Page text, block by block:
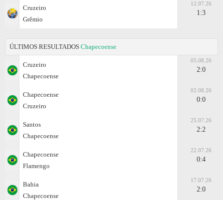
Cruzeiro
Grêmio
12.07.26
1:3
ÚLTIMOS RESULTADOS Chapecoense
Cruzeiro
Chapecoense
05.08.26
2:0
Chapecoense
Cruzeiro
02.08.26
0:0
Santos
Chapecoense
25.07.26
2:2
Chapecoense
Flamengo
22.07.26
0:4
Bahia
Chapecoense
17.07.26
2:0